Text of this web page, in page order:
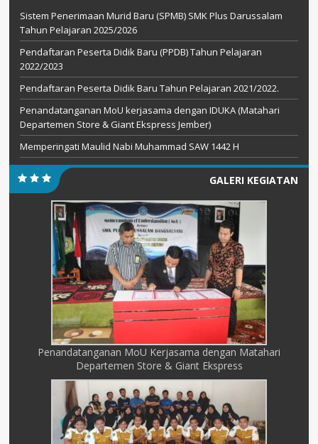
Sistem Penerimaan Murid Baru (SPMB) SMK Plus Darussalam
Tahun Pelajaran 2025/2026
Pendaftaran Peserta Didik Baru (PPDB) Tahun Pelajaran
2022/2023
Pendaftaran Peserta Didik Baru Tahun Pelajaran 2021/2022.
Penandatanganan MoU kerjasama dengan IDUKA (Matahari
Departemen Store & Giant Ekspress Jember)
Memperingati Maulid Nabi Muhammad SAW 1442 H
GALERI KEGIATAN
Penandatanganan MoU Kerjasama dengan Matahari
Departemen Store & Giant Ekspress